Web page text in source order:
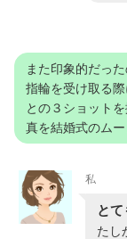
また印象的だっ
指輪を受け取る
との３ショット
真を結婚式のム
私
とて
たし